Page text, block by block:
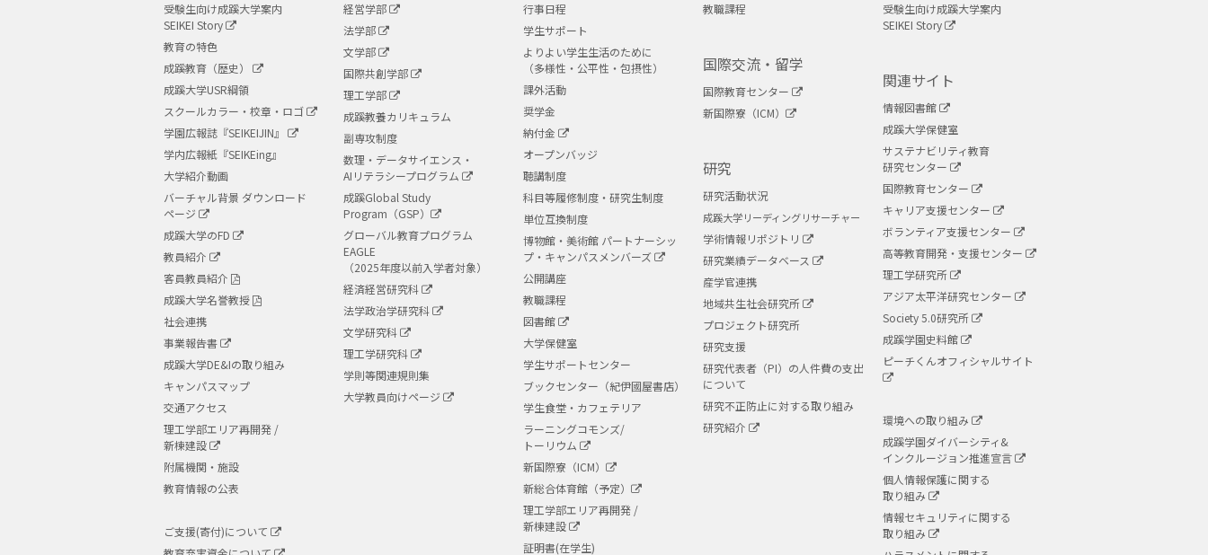
受験生向け成蹊大学案内
SEIKEI Story
教育の特色
成蹊教育（歴史）
成蹊大学USR綱領
スクールカラー・校章・ロゴ
学園広報誌『SEIKEIJIN』
学内広報紙『SEIKEing』
大学紹介動画
バーチャル背景 ダウンロード
ページ
成蹊大学のFD
教員紹介
客員教員紹介
成蹊大学名誉教授
社会連携
事業報告書
成蹊大学DE&Iの取り組み
キャンパスマップ
交通アクセス
理工学部エリア再開発 /
新棟建設
附属機関・施設
教育情報の公表
ご支援(寄付)について
経営学部
法学部
文学部
国際共創学部
理工学部
成蹊教養カリキュラム
副専攻制度
数理・データサイエンス・
AIリテラシープログラム
成蹊Global Study
Program（GSP）
グローバル教育プログラム
EAGLE
（2025年度以前入学者対象）
経済経営研究科
法学政治学研究科
文学研究科
理工学研究科
学則等関連規則集
大学教員向けページ
行事日程
学生サポート
よりよい学生生活のために
（多様性・公平性・包摂性）
課外活動
奨学金
納付金
オープンバッジ
聴講制度
科目等履修制度・研究生制度
単位互換制度
博物館・美術館 パートナーシッ
プ・キャンパスメンバーズ
公開講座
教職課程
図書館
大学保健室
学生サポートセンター
ブックセンター（紀伊國屋書店）
学生食堂・カフェテリア
ラーニングコモンズ/
トーリウム
新国際寮（ICM）
新総合体育館（予定）
理工学部エリア再開発 /
新棟建設
証明書(在学生)
教職課程
国際交流・留学
国際教育センター
新国際寮（ICM）
研究
研究活動状況
成蹊大学リーディングリサーチャー
学術情報リポジトリ
研究業績データベース
産学官連携
地域共生社会研究所
プロジェクト研究所
研究支援
研究代表者（PI）の人件費の支出
について
研究不正防止に対する取り組み
研究紹介
受験生向け成蹊大学案内
SEIKEI Story
関連サイト
情報図書館
成蹊大学保健室
サステナビリティ教育
研究センター
国際教育センター
キャリア支援センター
ボランティア支援センター
高等教育開発・支援センター
理工学研究所
アジア太平洋研究センター
Society 5.0研究所
成蹊学園史料館
ピーチくんオフィシャルサイト
環境への取り組み
成蹊学園ダイバーシティ&
インクルージョン推進宣言
個人情報保護に関する
取り組み
情報セキュリティに関する
取り組み